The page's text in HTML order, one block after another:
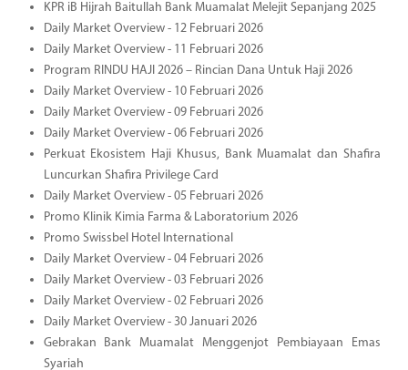
KPR iB Hijrah Baitullah Bank Muamalat Melejit Sepanjang 2025
Daily Market Overview - 12 Februari 2026
Daily Market Overview - 11 Februari 2026
Program RINDU HAJI 2026 – Rincian Dana Untuk Haji 2026
Daily Market Overview - 10 Februari 2026
Daily Market Overview - 09 Februari 2026
Daily Market Overview - 06 Februari 2026
Perkuat Ekosistem Haji Khusus, Bank Muamalat dan Shafira
Luncurkan Shafira Privilege Card
Daily Market Overview - 05 Februari 2026
Promo Klinik Kimia Farma & Laboratorium 2026
Promo Swissbel Hotel International
Daily Market Overview - 04 Februari 2026
Daily Market Overview - 03 Februari 2026
Daily Market Overview - 02 Februari 2026
Daily Market Overview - 30 Januari 2026
Gebrakan Bank Muamalat Menggenjot Pembiayaan Emas
Syariah